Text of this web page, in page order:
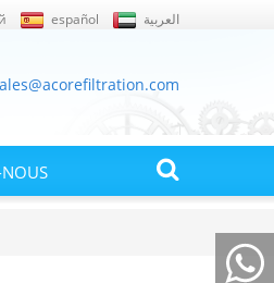
español العربية
NOUS